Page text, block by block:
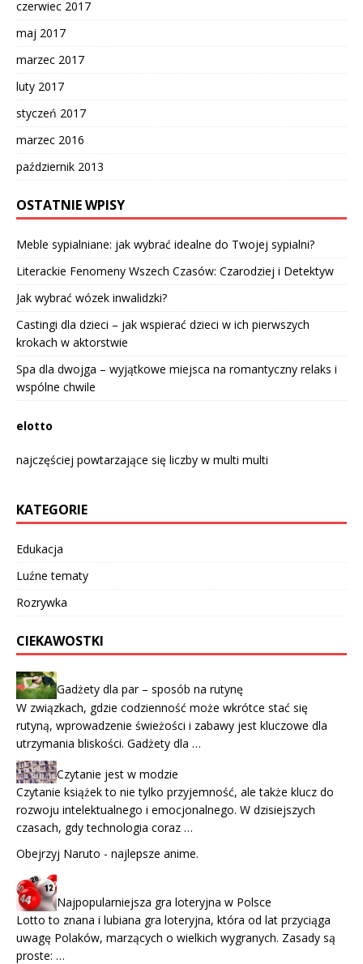
czerwiec 2017
maj 2017
marzec 2017
luty 2017
styczeń 2017
marzec 2016
październik 2013
OSTATNIE WPISY
Meble sypialniane: jak wybrać idealne do Twojej sypialni?
Literackie Fenomeny Wszech Czasów: Czarodziej i Detektyw
Jak wybrać wózek inwalidzki?
Castingi dla dzieci – jak wspierać dzieci w ich pierwszych
krokach w aktorstwie
Spa dla dwojga – wyjątkowe miejsca na romantyczny relaks i
wspólne chwile
elotto
najczęściej powtarzające się liczby w multi multi
KATEGORIE
Edukacja
Luźne tematy
Rozrywka
CIEKAWOSTKI
Gadżety dla par – sposób na rutynę
W związkach, gdzie codzienność może wkrótce stać się
rutyną, wprowadzenie świeżości i zabawy jest kluczowe dla
utrzymania bliskości. Gadżety dla …
Czytanie jest w modzie
Czytanie książek to nie tylko przyjemność, ale także klucz do
rozwoju intelektualnego i emocjonalnego. W dzisiejszych
czasach, gdy technologia coraz …
Obejrzyj Naruto - najlepsze anime.
Najpopularniejsza gra loteryjna w Polsce
Lotto to znana i lubiana gra loteryjna, która od lat przyciąga
uwagę Polaków, marzących o wielkich wygranych. Zasady są
proste: …